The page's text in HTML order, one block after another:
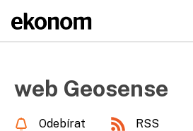
web Geosense
Odebírat RSS